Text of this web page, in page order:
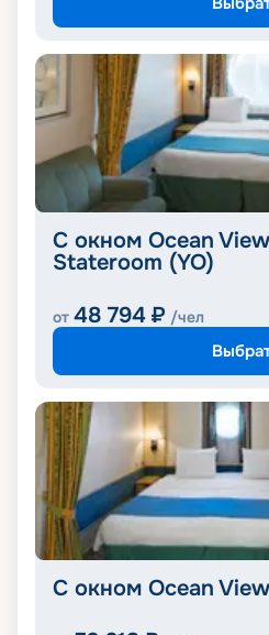
С окном Ocean
Stateroom (YO)
от 48 794 ₽ /чел
С окном Ocean